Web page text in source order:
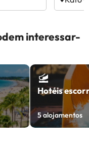
interessar-
Hotéis
5alojamentos